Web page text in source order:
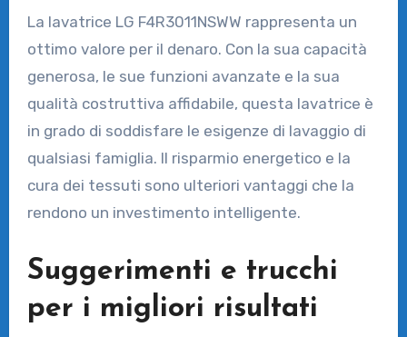
La lavatrice LG F4R3011NSWW rappresenta un
ottimo valore per il denaro. Con la sua capacità
generosa, le sue funzioni avanzate e la sua
qualità costruttiva affidabile, questa lavatrice è
in grado di soddisfare le esigenze di lavaggio di
qualsiasi famiglia. Il risparmio energetico e la
cura dei tessuti sono ulteriori vantaggi che la
rendono un investimento intelligente.
Suggerimenti e trucchi
per i migliori risultati